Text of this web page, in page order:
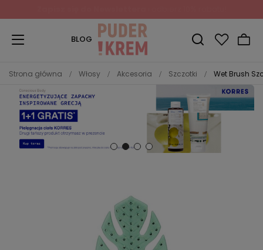
BLOG
Strona główna Włosy Akcesoria Szczotki Wet Brush